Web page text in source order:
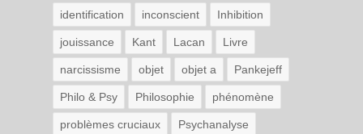
identification inconscient Inhibition
jouissance Kant Lacan Livre
narcissisme objet objet a Pankejeff
Philo & Psy Philosophie phénomène
problèmes cruciaux Psychanalyse